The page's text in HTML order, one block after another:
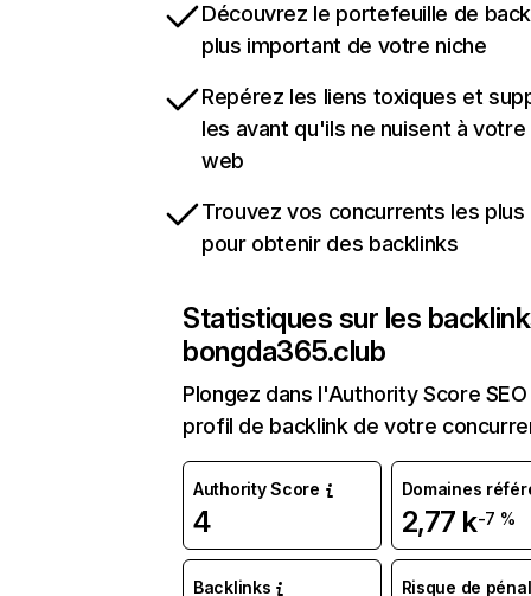
Découvrez le portefeuille de
plus important de votre niche
Repérez les liens toxiques et
les avant qu'ils ne nuisent à
web
Trouvez vos concurrents les
pour obtenir des backlinks
Statistiques sur les
bongda365.club
Plongez dans l'Authority Score
profil de backlink de votre
Authority Score
4
Domaines
2,77 k-7 %
Backlinks Risque de